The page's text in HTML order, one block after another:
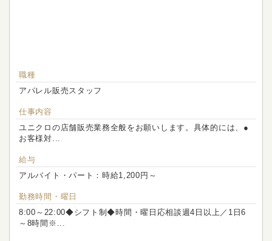
職種
アパレル販売スタッフ
仕事内容
ユニクロの店舗販売業務全般をお願いします。具体的には、●
お客様対...
給与
アルバイト・パート：時給1,200円～
勤務時間・曜日
8:00～22:00◆シフト制◆時間・曜日応相談週4日以上／1日6
～8時間※...